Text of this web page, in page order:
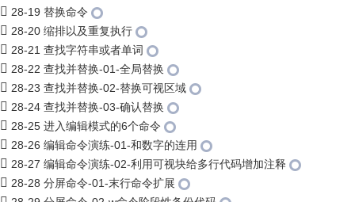
28-19 替换命令
28-20 缩排以及重复执行
28-21 查找字符串或者单词
28-22 查找并替换-01-全局替换
28-23 查找并替换-02-替换可视区域
28-24 查找并替换-03-确认替换
28-25 进入编辑模式的6个命令
28-26 编辑命令演练-01-和数字的连用
28-27 编辑命令演练-02-利用可视块给多行代码增加注释
28-28 分屏命令-01-末行命令扩展